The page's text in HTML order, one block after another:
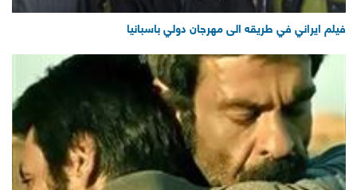
فيلم ايراني في طريقه الى مهرجان دولي باسبانيا